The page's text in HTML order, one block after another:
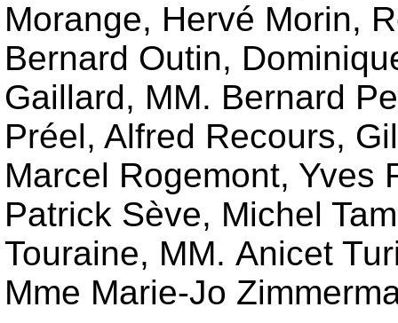
Morange, Hervé Morin,
Bernard Outin,
Gaillard, MM. Bernard
Préel, Alfred Recours,
Marcel Rogemont, Yves
Patrick Sève, Michel
Touraine, MM. Anicet
Mme Marie-Jo